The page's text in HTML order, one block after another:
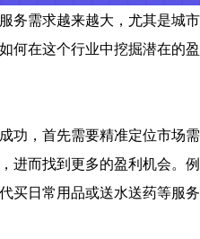
务需求越来越大，尤其是城
何在这个行业中挖掘潜在的
功，首先需要精准定位市场
进而找到更多的盈利机会。
买日常用品或送水送药等服